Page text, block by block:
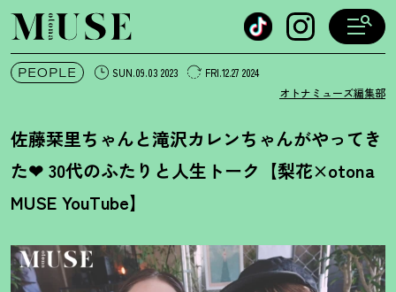
オトナミューズ ウェブ
PEOPLE SUN.09.03 2023 FRI.12.27 2024
オトナミューズ編集部
佐藤栞里ちゃんと滝沢カレンちゃんがやってき
た❤︎ 30代のふたりと人生トーク【梨花×otona
MUSE YouTube】